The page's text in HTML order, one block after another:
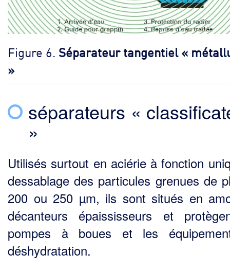
Figure 6. Séparateur tangentiel «
»
séparateurs «
»
Utilisés surtout en aciérie à fonction
dessablage des particules grenues de
200 ou 250 µm, ils sont situés en
décanteurs épaississeurs et
pompes à boues et les
déshydratation.